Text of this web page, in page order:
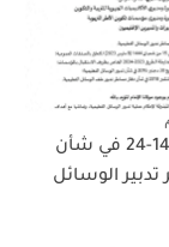
​مذكرة عدد 147-24 في شأن
الوسائل